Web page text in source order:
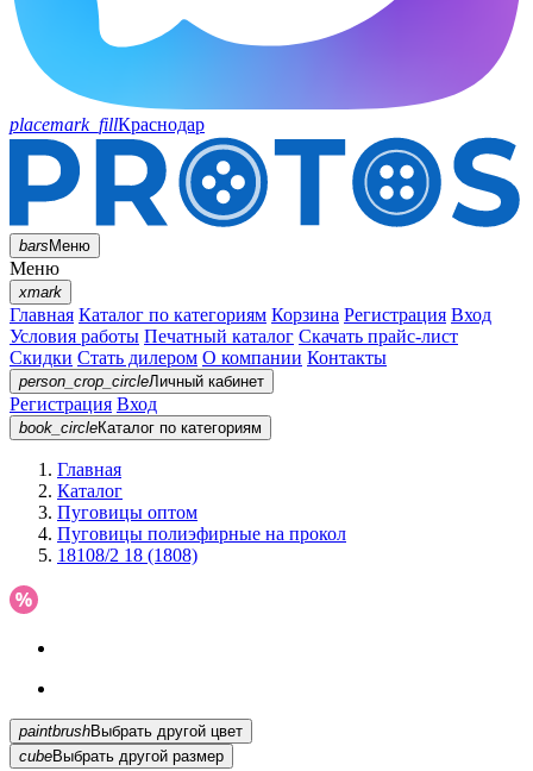
placemark_fillКраснодар
barsМеню
Меню
xmark
Главная Каталог по категориям Корзина Регистрация Вход
Условия работы Печатный каталог Скачать прайс-лист
Скидки Стать дилером О компании Контакты
person_crop_circleЛичный кабинет
Регистрация Вход
book_circleКаталог по категориям
Главная
Каталог
Пуговицы оптом
Пуговицы полиэфирные на прокол
18108/2 18 (1808)
paintbrush
Выбрать другой цвет
cubeВыбрать другой размер